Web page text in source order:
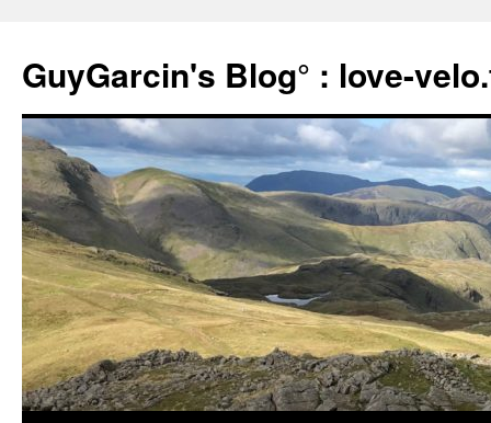
contenu
GuyGarcin's Blog° : love-